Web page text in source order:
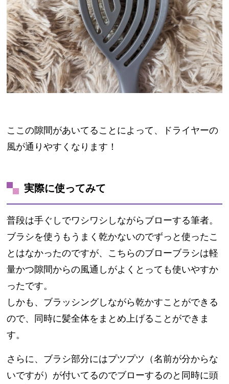
ここの隙間があいてることによって、ドライヤーの
風が通りやすくなります！
実際に使ってみて
普段は手ぐしでワシワシしながらブローする筆者。
ブラシを使うもうまく乾かないのでずっと使ったこ
とはなかったのですが、こちらのブローブラシは軽
量かつ隙間からの風通しがよくとっても使いやすか
ったです。
しかも、ブラッシングしながら乾かすことができる
ので、同時に髪全体をまとめ上げることができま
す。
さらに、ブラシ部分にはプツプツ（名前が分からな
いですが）が付いてるのでブローするのと同時に頭